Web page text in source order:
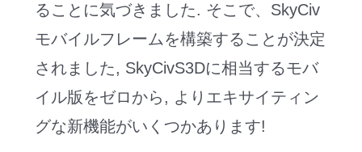
ることに気づきました. そこで、SkyCiv
モバイルフレームを構築することが決定
されました, SkyCivS3Dに相当するモバ
イル版をゼロから, よりエキサイティン
グな新機能がいくつかあります!